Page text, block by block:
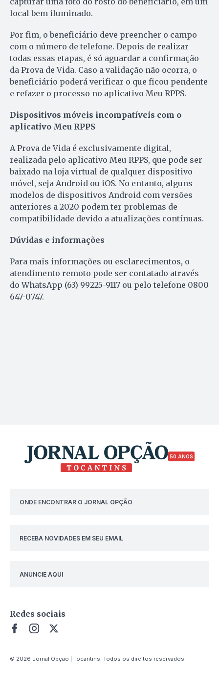
local bem iluminado.
Por fim, o beneficiário deve preencher o campo
com o número de telefone. Depois de realizar
todas essas etapas, é só aguardar a confirmação
da Prova de Vida. Caso a validação não ocorra, o
beneficiário poderá verificar o que ficou pendente
e refazer o processo no aplicativo Meu RPPS.
Dispositivos móveis incompatíveis com o
aplicativo Meu RPPS
A Prova de Vida é exclusivamente digital,
realizada pelo aplicativo Meu RPPS, que pode ser
baixado na loja virtual de qualquer dispositivo
móvel, seja Android ou iOS. No entanto, alguns
modelos de dispositivos Android com versões
anteriores a 2020 podem ter problemas de
compatibilidade devido a atualizações contínuas.
Dúvidas e informações
Para mais informações ou esclarecimentos, o
atendimento remoto pode ser contatado através
do WhatsApp (63) 99225-9117 ou pelo telefone 0800
647-0747.
50 ANOS
ONDE ENCONTRAR O JORNAL OPÇÃO
RECEBA NOVIDADES EM SEU EMAIL
ANUNCIE AQUI
Redes sociais
© 2026 Jornal Opção | Tocantins. Todos os direitos reservados.